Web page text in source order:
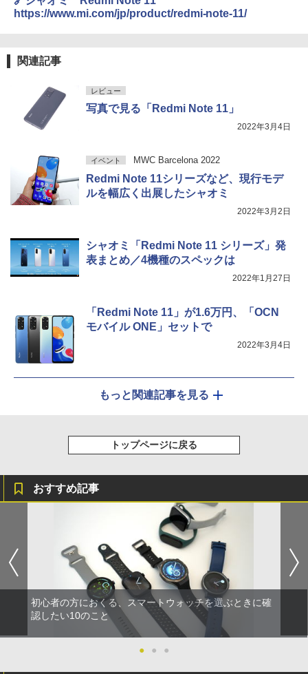
https://www.mi.com/jp/product/redmi-note-11/
関連記事
レビュー
写真で見る「Redmi Note 11」
2022年3月4日
イベント MWC Barcelona 2022
Redmi Note 11シリーズなど、現行モデ
ルを幅広く出展したシャオミ
2022年3月2日
シャオミ「Redmi Note 11 シリーズ」発
表まとめ／4機種のスペックは
2022年1月27日
「Redmi Note 11」が1.6万円、「OCN
モバイル ONE」セットで
2022年3月4日
もっと関連記事を見る
トップページに戻る
おすすめ記事
初心者の方におくる、スマートウォッチを選ぶときに確
認したい10のこと
● ● ●